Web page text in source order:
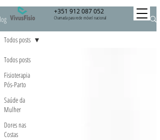
+351 912 087 052
Chamada para rede móvel nacional
Todos posts
Fisioterapia
Pós-Parto
Saúde da
Mulher
Dores nas
Costas
Todos posts